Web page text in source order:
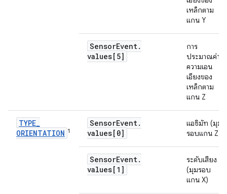
เหล็กตาม
แกน Y
SensorEvent.
values[5]
การ
ประมาณค่า
ความเอน
เอียงของ
เหล็กตาม
แกน Z
TYPE_
ORIENTATION 1
SensorEvent.
values[0]
แอซิมัท (มุม
รอบแกน Z)
SensorEvent.
values[1]
ระดับเสียง
(มุมรอบ
แกน X)